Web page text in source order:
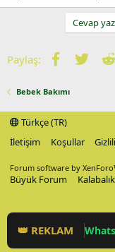
Cevap
Paylaş: Facebook
Twitter
Bebek Bakımı
Türkçe (TR)
İletişim
Koşullar
Forum software by
Büyük Forum
👑 REKLAM